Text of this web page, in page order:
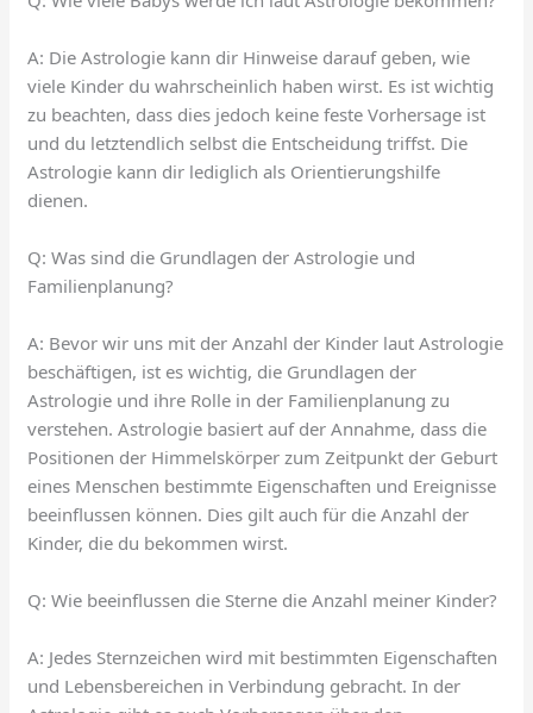
A: Die Astrologie kann dir Hinweise darauf geben, wie
viele Kinder du wahrscheinlich haben wirst. Es ist wichtig
zu beachten, dass dies jedoch keine feste Vorhersage ist
und du letztendlich selbst die Entscheidung triffst. Die
Astrologie kann dir lediglich als Orientierungshilfe
dienen.
Q: Was sind die Grundlagen der Astrologie und
Familienplanung?
A: Bevor wir uns mit der Anzahl der Kinder laut Astrologie
beschäftigen, ist es wichtig, die Grundlagen der
Astrologie und ihre Rolle in der Familienplanung zu
verstehen. Astrologie basiert auf der Annahme, dass die
Positionen der Himmelskörper zum Zeitpunkt der Geburt
eines Menschen bestimmte Eigenschaften und Ereignisse
beeinflussen können. Dies gilt auch für die Anzahl der
Kinder, die du bekommen wirst.
Q: Wie beeinflussen die Sterne die Anzahl meiner Kinder?
A: Jedes Sternzeichen wird mit bestimmten Eigenschaften
und Lebensbereichen in Verbindung gebracht. In der